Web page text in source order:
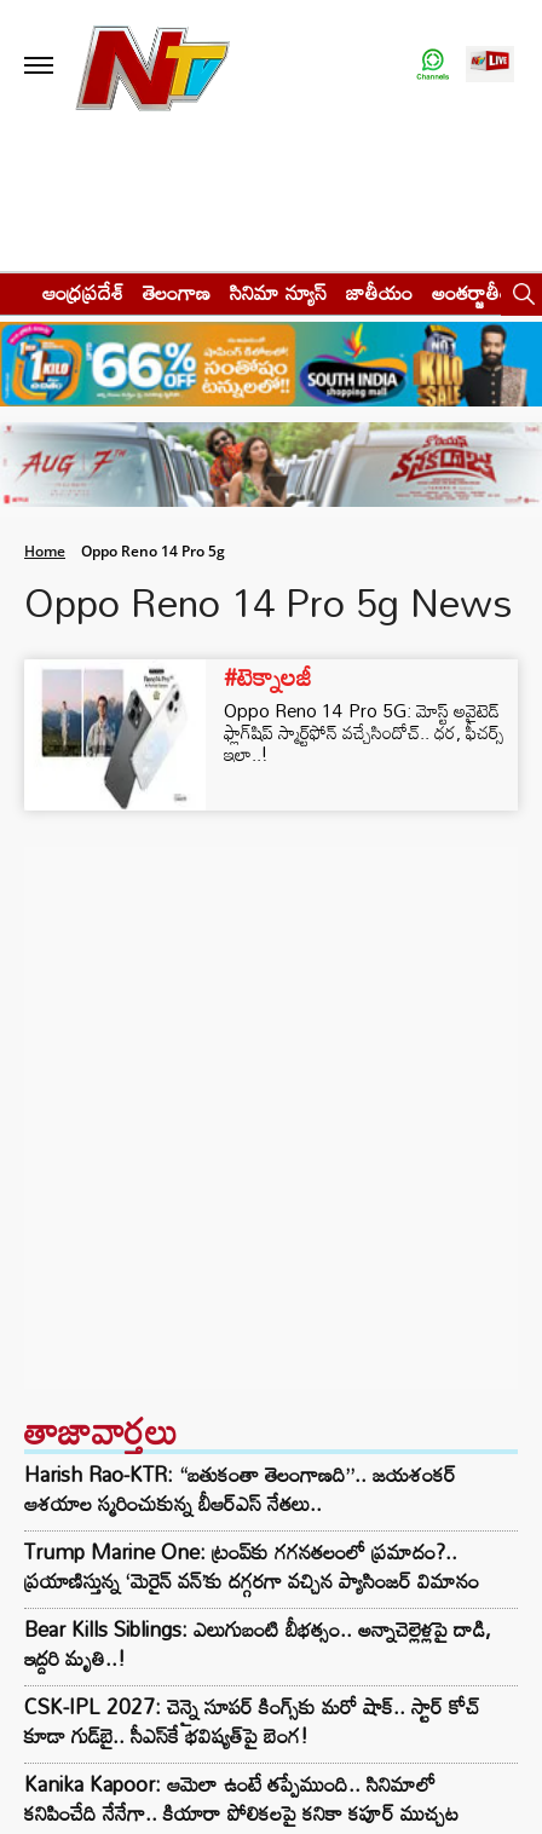
ఆంధ్రప్రదేశ్ తెలంగాణ సినిమా న్యూస్ జాతీయం అంతర్జాతీయం
Home Oppo Reno 14 Pro 5g
Oppo Reno 14 Pro 5g News
#టెక్నాలజీ
Oppo Reno 14 Pro 5G: మోస్ట్ అవైటెడ్
ఫ్లాగ్‌షిప్ స్మార్ట్‌ఫోన్ వచ్చేసిందోచ్.. ధర, ఫీచర్స్
ఇలా..!
తాజావార్తలు
Harish Rao-KTR: “బతుకంతా తెలంగాణది”.. జయశంకర్
ఆశయాల స్మరించుకున్న బీఆర్ఎస్ నేతలు..
Trump Marine One: ట్రంప్‌కు గగనతలంలో ప్రమాదం?..
ప్రయాణిస్తున్న ‘మెరైన్ వన్’కు దగ్గరగా వచ్చిన ప్యాసింజర్ విమానం
Bear Kills Siblings: ఎలుగుబంటి బీభత్సం.. అన్నాచెల్లెళ్లపై దాడి,
ఇద్దరి మృతి..!
CSK-IPL 2027: చెన్నై సూపర్ కింగ్స్‌కు మరో షాక్.. స్టార్ కోచ్
కూడా గుడ్‌బై.. సీఎస్‌కే భవిష్యత్‌పై బెంగ!
Kanika Kapoor: ఆమెలా ఉంటే తప్పేముంది.. సినిమాలో
కనిపించేది నేనేగా.. కియారా పోలికలపై కనికా కపూర్ ముచ్చట